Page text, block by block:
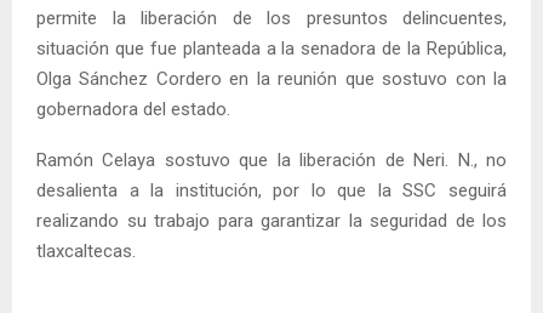
permite la liberación de los presuntos delincuentes,
situación que fue planteada a la senadora de la República,
Olga Sánchez Cordero en la reunión que sostuvo con la
gobernadora del estado.
Ramón Celaya sostuvo que la liberación de Neri. N., no
desalienta a la institución, por lo que la SSC seguirá
realizando su trabajo para garantizar la seguridad de los
tlaxcaltecas.